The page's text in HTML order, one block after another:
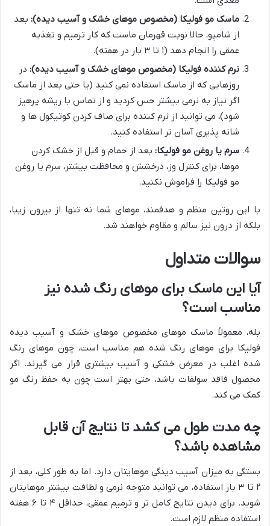
ماسک مو فولیکا (مخصوص موهای خشک و آسیب دیده): بعد
از شامپو، حالا نوبت قهرمان ماست که کار ترمیم و تغذیه
عمقی را انجام دهد (۱ تا ۳ بار در هفته).
نرم کننده فولیکا (مخصوص موهای خشک و آسیب دیده): در
روزهایی که از ماسک استفاده نمی کنید (یا حتی بعد از ماسک
اگر نیاز به نرمی بیشتر حس کردید و از تماس با ریشه پرهیز
شود)، می توانید از نرم کننده برای صاف کردن کوتیکول ها و
شانه پذیری آسان تر استفاده کنید.
سرم یا روغن مو فولیکا: بعد از حمام و قبل از خشک کردن
موها، برای کنترل وز، درخشش و محافظت بیشتر، سرم یا روغن
مو فولیکا را فراموش نکنید.
با این روتین منظم و هدفمند، موهای شما نه تنها از بیرون زیبا،
بلکه از درون نیز سالم و مقاوم خواهند شد.
سوالات متداول
آیا این ماسک برای موهای رنگ شده نیز
مناسب است؟
بله، معمولاً ماسک موهای مخصوص موهای خشک و آسیب دیده
فولیکا برای موهای رنگ شده هم مناسب است، چون موهای رنگ
شده اغلب در معرض خشکی و آسیب بیشتری قرار می گیرند. اگر
محصول فاقد سولفات باشد، حتی بهتر است چون به حفظ رنگ مو
کمک می کند.
چه مدت طول می کشد تا نتایج آن قابل
مشاهده باشد؟
بستگی به میزان آسیب دیدگی موهایتان دارد. اما به طور کلی، بعد از
۲ تا ۳ بار استفاده، می توانید متوجه نرمی و لطافت بیشتر موهایتان
شوید. برای دیدن نتایج کامل تر و ترمیم عمقی، حداقل ۴ تا ۶ هفته
استفاده منظم لازم است.